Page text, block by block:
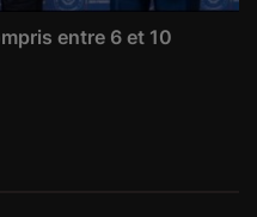
entre 6 et 10